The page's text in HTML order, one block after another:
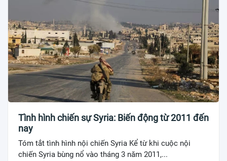
Tình hình chiến sự Syria: Biến động từ 2011 đến
nay
Tóm tắt tình hình nội chiến Syria Kể từ khi cuộc nội
chiến Syria bùng nổ vào tháng 3 năm 2011,...